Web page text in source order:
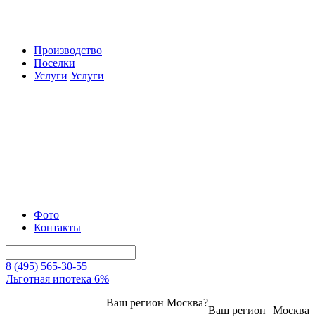
Производство
Поселки
Услуги Услуги
Фото
Контакты
8 (495) 565-30-55
Льготная ипотека 6%
Москва
Ваш регион
Ваш регион Москва?